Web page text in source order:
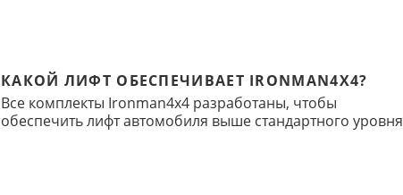
КАКОЙ ЛИФТ ОБЕСПЕЧИВАЕТ IRONMAN4X4?
Все комплекты Ironman4х4 разработаны, чтобы
обеспечить лифт автомобиля выше стандартного уровня